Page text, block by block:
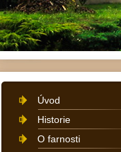
Úvod
Historie
O farnosti